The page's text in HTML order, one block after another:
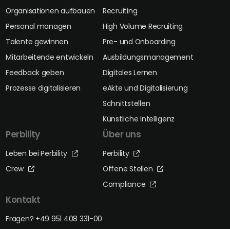
Organisationen aufbauen
Personal managen
Talente gewinnen
Mitarbeitende entwickeln
Feedback geben
Prozesse digitalisieren
Recruiting
High Volume Recruiting
Pre- und Onboarding
Ausbildungsmanagement
Digitales Lernen
eAkte und Digitalisierung
Schnittstellen
Künstliche Intelligenz
Perbility
Leben bei Perbility
Crew
Über uns
Perbility
Offene Stellen
Compliance
Kontakt
Fragen? +49 951 408 331-00